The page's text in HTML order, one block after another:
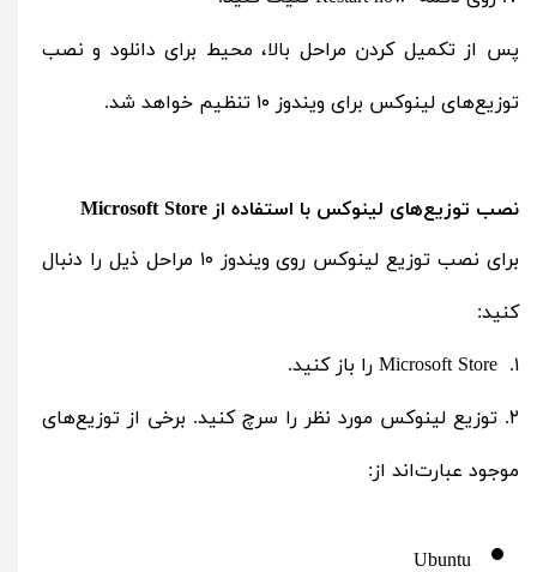
پس از تکمیل کردن مراحل بالا، محیط برای دانلود و نصب
توزیع‌های لینوکس برای ویندوز ۱۰ تنظیم خواهد شد.
نصب توزیع‌های لینوکس با استفاده از Microsoft Store
برای نصب توزیع لینوکس روی ویندوز ۱۰ مراحل ذیل را دنبال
کنید:
۱. Microsoft Store را باز کنید.
۲. توزیع لینوکس مورد نظر را سرچ کنید. برخی از توزیع‌های
موجود عبارت‌اند از:
Ubuntu